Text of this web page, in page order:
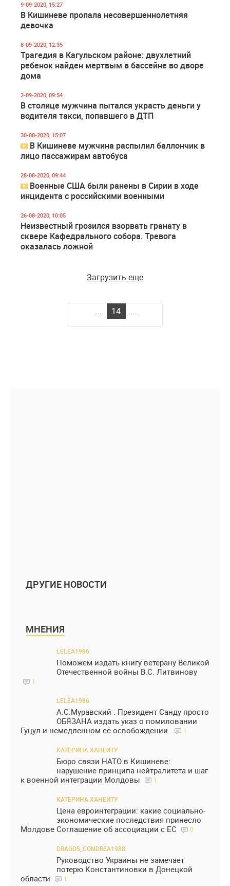
9-09-2020, 15:27
В Кишиневе пропала несовершеннолетняя
девочка
8-09-2020, 12:35
Трагедия в Кагульском районе: двухлетний
ребенок найден мертвым в бассейне во дворе
дома
2-09-2020, 09:54
В столице мужчина пытался украсть деньги у
водителя такси, попавшего в ДТП
30-08-2020, 15:07
В Кишиневе мужчина распылил баллончик в
лицо пассажирам автобуса
28-08-2020, 09:44
Военные США были ранены в Сирии в ходе
инцидента с российскими военными
26-08-2020, 10:05
Неизвестный грозился взорвать гранату в
сквере Кафедрального собора. Тревога
оказалась ложной
Загрузить еще
... 14 ...
ДРУГИЕ НОВОСТИ
МНЕНИЯ
LELEA1986
Поможем издать книгу ветерану Великой
Отечественной войны В.С. Литвинову
1
LELEA1986
А.С.Муравский : Президент Санду просто
ОБЯЗАНА издать указ о помиловании
Гуцул и немедленном её освобождении.
1
КАТЕРИНА ХАНЕИТУ
Бюро связи НАТО в Кишиневе:
нарушение принципа нейтралитета и шаг
к военной интеграции Молдовы
1
КАТЕРИНА ХАНЕИТУ
Цена евроинтеграции: какие социально-
экономические последствия принесло
Молдове Соглашение об ассоциации с ЕС
0
DRAGOS_CONDREA1988
Руководство Украины не замечает
потерю Константиновки в Донецкой
области
1